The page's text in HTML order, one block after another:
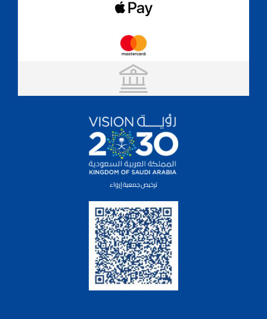
ترخيص جمعية إرواء